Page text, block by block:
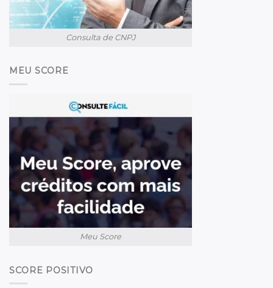
Consulta de CNPJ
MEU SCORE
Meu Score
SCORE POSITIVO